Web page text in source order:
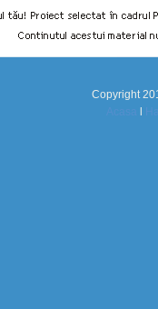
Copyright